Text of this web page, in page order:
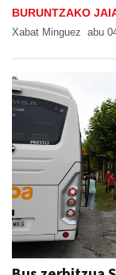
BURUNTZAKO
Xabat Minguez abu